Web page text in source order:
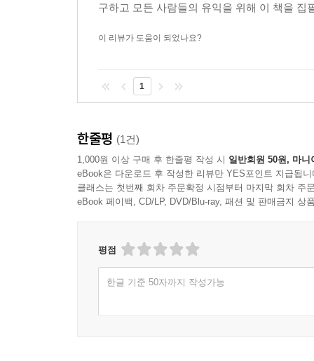
구하고 모든 사람들의 유익을 위해 이 책을
이 리뷰가 도움이 되었나요?
1
한줄평 (1건)
1,000원 이상 구매 후 한줄평 작성 시 일반회원 50원, 마니
eBook은 다운로드 후 작성한 리뷰만 YES포인트 지급됩니
클래스는 첫번째 회차 주문확정 시점부터 마지막 회차 주
eBook 페이백, CD/LP, DVD/Blu-ray, 패션 및 판매금지 상
평점
한글 기준 50자까지 작성가능